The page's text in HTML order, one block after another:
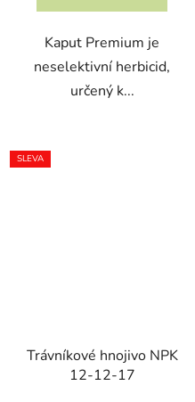
Kaput Premium je
neselektivní herbicid,
určený k...
SLEVA
Trávníkové hnojivo NPK
12-12-17